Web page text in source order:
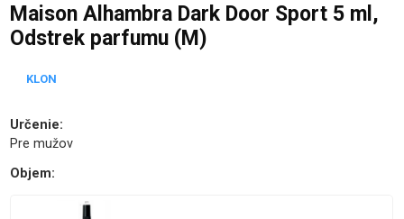
Maison Alhambra Dark Door Sport 5 ml,
Odstrek parfumu (M)
KLON
Určenie:
Pre mužov
Objem: